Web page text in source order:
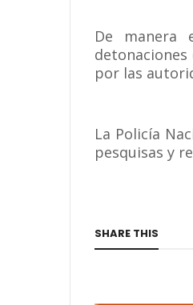
De manera
por las
La Policía
pesquisas y
SHARE THIS